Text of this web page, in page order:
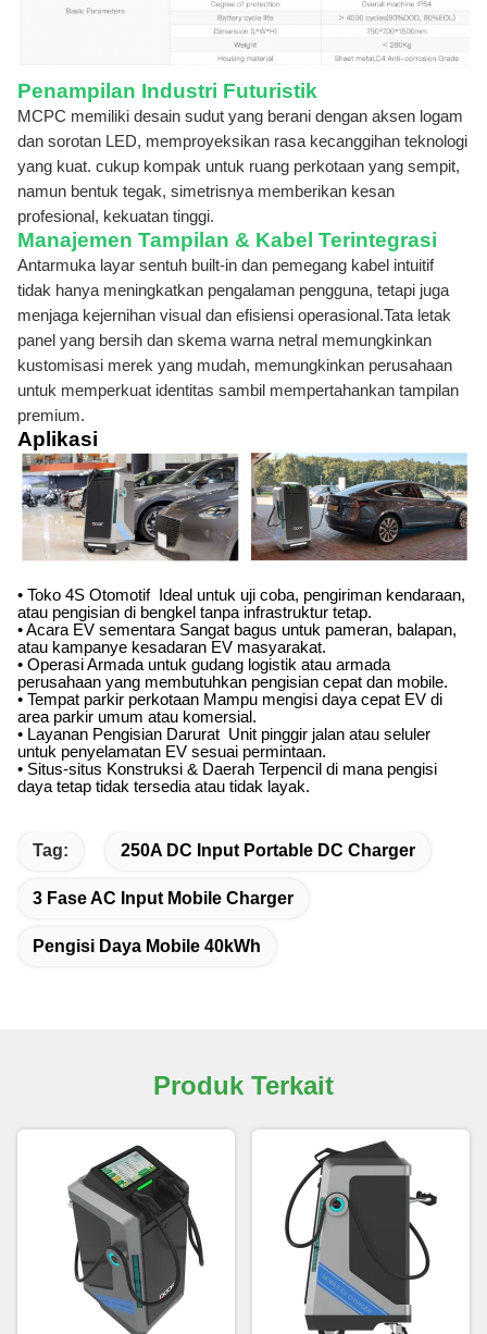
Penampilan Industri Futuristik
MCPC memiliki desain sudut yang berani dengan aksen logam
dan sorotan LED, memproyeksikan rasa kecanggihan teknologi
yang kuat. cukup kompak untuk ruang perkotaan yang sempit,
namun bentuk tegak, simetrisnya memberikan kesan
profesional, kekuatan tinggi.
Manajemen Tampilan & Kabel Terintegrasi
Antarmuka layar sentuh built-in dan pemegang kabel intuitif
tidak hanya meningkatkan pengalaman pengguna, tetapi juga
menjaga kejernihan visual dan efisiensi operasional.Tata letak
panel yang bersih dan skema warna netral memungkinkan
kustomisasi merek yang mudah, memungkinkan perusahaan
untuk memperkuat identitas sambil mempertahankan tampilan
premium.
Aplikasi
• Toko 4S Otomotif ️ Ideal untuk uji coba, pengiriman kendaraan,
atau pengisian di bengkel tanpa infrastruktur tetap.
• Acara EV sementara Sangat bagus untuk pameran, balapan,
atau kampanye kesadaran EV masyarakat.
• Operasi Armada untuk gudang logistik atau armada
perusahaan yang membutuhkan pengisian cepat dan mobile.
• Tempat parkir perkotaan Mampu mengisi daya cepat EV di
area parkir umum atau komersial.
• Layanan Pengisian Darurat ️ Unit pinggir jalan atau seluler
untuk penyelamatan EV sesuai permintaan.
• Situs-situs Konstruksi & Daerah Terpencil di mana pengisi
daya tetap tidak tersedia atau tidak layak.
Tag: 250A DC Input Portable DC Charger
3 Fase AC Input Mobile Charger
Pengisi Daya Mobile 40kWh
Produk Terkait